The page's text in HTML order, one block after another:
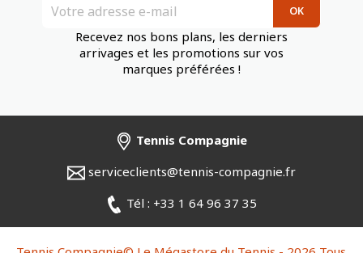
Recevez nos bons plans, les derniers
arrivages et les promotions sur vos
marques préférées !
Tennis Compagnie
serviceclients@tennis-compagnie.fr
Tél : +33 1 64 96 37 35